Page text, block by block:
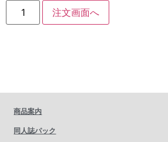
注文画面へ
商品案内
同人誌パック